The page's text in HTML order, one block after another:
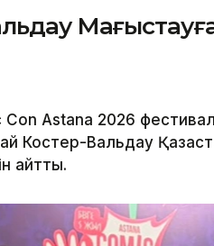
Astana 2026
Костер-Вальдау
айтты.